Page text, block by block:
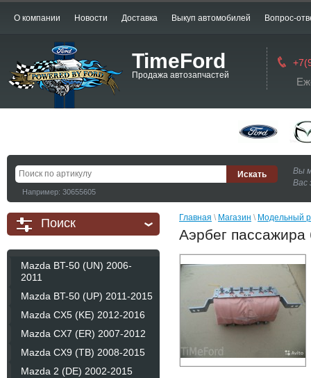
О компании Новости Доставка Выкуп автомобилей Вопрос-
TimeFord
Продажа автозапчастей
Например: 30655605
Вы
Вас
Поиск
Mazda BT-50 (UN) 2006-
2011
Mazda BT-50 (UP) 2011-2015
Mazda CX5 (KE) 2012-2016
Mazda CX7 (ER) 2007-2012
Mazda CX9 (TB) 2008-2015
Mazda 2 (DE) 2002-2015
Главная \ Магазин \ Модельный
Аэрбег пассажира